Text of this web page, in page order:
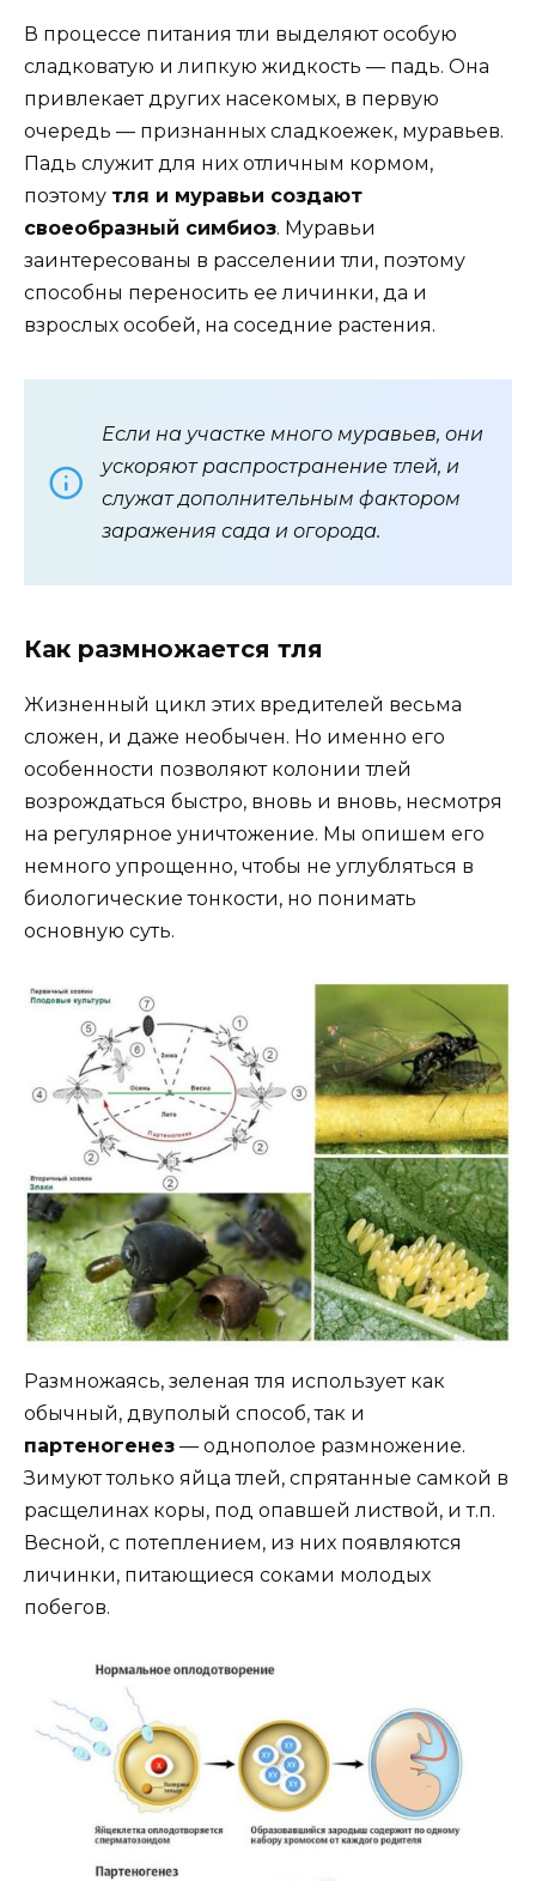
В процессе питания тли выделяют особую
сладковатую и липкую жидкость — падь. Она
привлекает других насекомых, в первую
очередь — признанных сладкоежек, муравьев.
Падь служит для них отличным кормом,
поэтому тля и муравьи создают
своеобразный симбиоз. Муравьи
заинтересованы в расселении тли, поэтому
способны переносить ее личинки, да и
взрослых особей, на соседние растения.
Если на участке много муравьев, они
ускоряют распространение тлей, и
служат дополнительным фактором
заражения сада и огорода.
Как размножается тля
Жизненный цикл этих вредителей весьма
сложен, и даже необычен. Но именно его
особенности позволяют колонии тлей
возрождаться быстро, вновь и вновь, несмотря
на регулярное уничтожение. Мы опишем его
немного упрощенно, чтобы не углубляться в
биологические тонкости, но понимать
основную суть.
Размножаясь, зеленая тля использует как
обычный, двуполый способ, так и
партеногенез — однополое размножение.
Зимуют только яйца тлей, спрятанные самкой в
расщелинах коры, под опавшей листвой, и т.п.
Весной, с потеплением, из них появляются
личинки, питающиеся соками молодых
побегов.